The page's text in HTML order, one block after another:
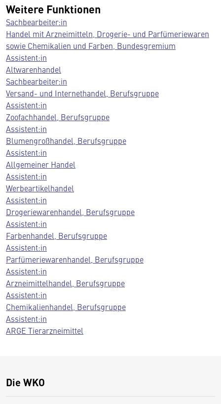
Weitere Funktionen
Sachbearbeiter:in
Handel mit Arzneimitteln, Drogerie- und Parfümeriewaren
sowie Chemikalien und Farben, Bundesgremium
Assistent:in
Altwarenhandel
Sachbearbeiter:in
Versand- und Internethandel, Berufsgruppe
Assistent:in
Zoofachhandel, Berufsgruppe
Assistent:in
Blumengroßhandel, Berufsgruppe
Assistent:in
Allgemeiner Handel
Assistent:in
Werbeartikelhandel
Assistent:in
Drogeriewarenhandel, Berufsgruppe
Assistent:in
Farbenhandel, Berufsgruppe
Assistent:in
Parfümeriewarenhandel, Berufsgruppe
Assistent:in
Arzneimittelhandel, Berufsgruppe
Assistent:in
Chemikalienhandel, Berufsgruppe
Assistent:in
ARGE Tierarzneimittel
Die WKO